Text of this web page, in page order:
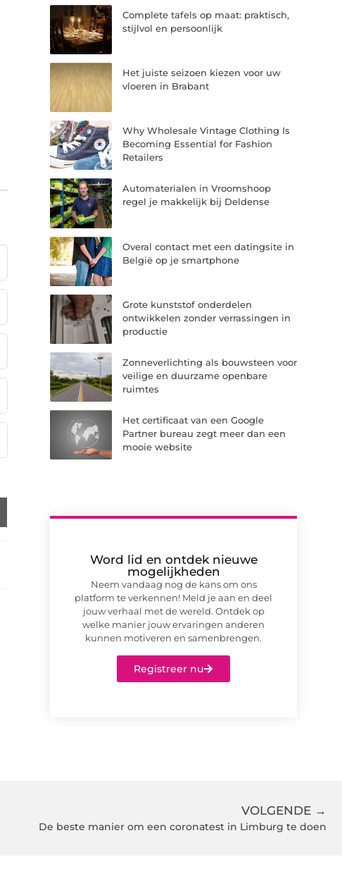
Complete tafels op maat: praktisch,
stijlvol en persoonlijk
Het juiste seizoen kiezen voor uw
vloeren in Brabant
Why Wholesale Vintage Clothing Is
Becoming Essential for Fashion
Retailers
Automaterialen in Vroomshoop
regel je makkelijk bij Deldense
Overal contact met een datingsite in
België op je smartphone
Grote kunststof onderdelen
ontwikkelen zonder verrassingen in
productie
Zonneverlichting als bouwsteen voor
veilige en duurzame openbare
ruimtes
Het certificaat van een Google
Partner bureau zegt meer dan een
mooie website
Word lid en ontdek nieuwe
mogelijkheden
Neem vandaag nog de kans om ons
platform te verkennen! Meld je aan en deel
jouw verhaal met de wereld. Ontdek op
welke manier jouw ervaringen anderen
kunnen motiveren en samenbrengen.
Registreer nu
VOLGENDE →
De beste manier om een coronatest in Limburg te doen